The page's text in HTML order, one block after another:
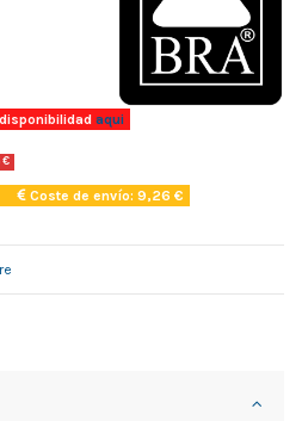
aqui
€
Coste de envío: 9,26 €